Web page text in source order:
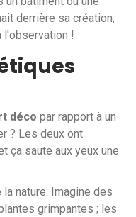
derrière sa création,
l'observation !
déco par rapport à un
? Les deux ont
ça saute aux yeux une
nature. Imagine des
grimpantes ; les